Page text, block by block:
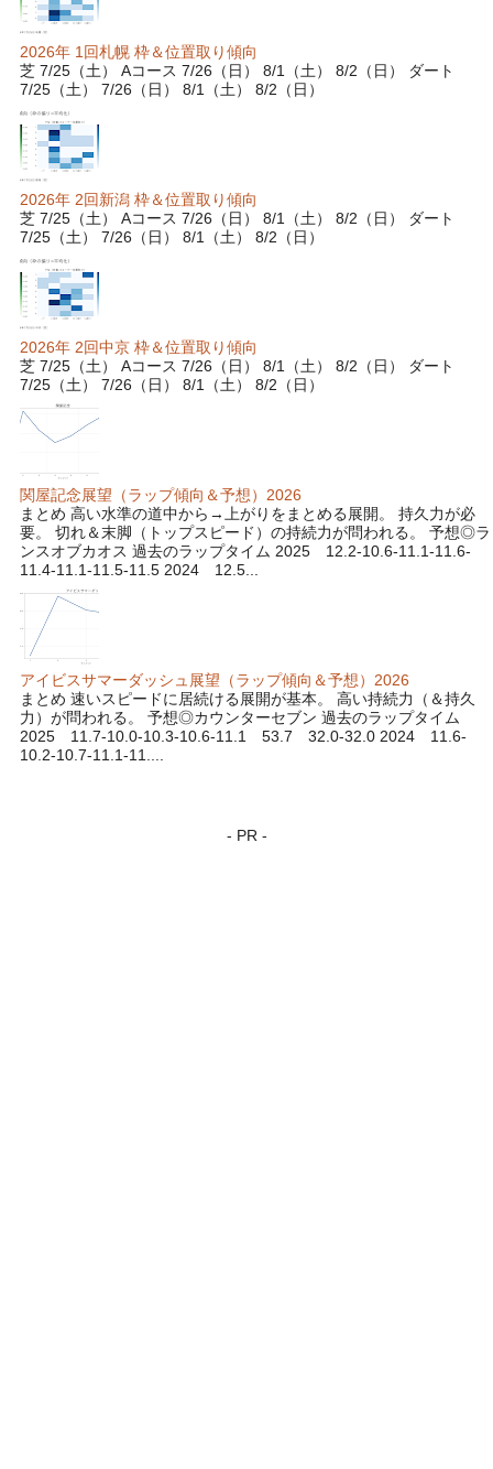
2026年 1回札幌 枠＆位置取り傾向
芝 7/25（土） Aコース 7/26（日） 8/1（土） 8/2（日） ダート
7/25（土） 7/26（日） 8/1（土） 8/2（日）
2026年 2回新潟 枠＆位置取り傾向
芝 7/25（土） Aコース 7/26（日） 8/1（土） 8/2（日） ダート
7/25（土） 7/26（日） 8/1（土） 8/2（日）
2026年 2回中京 枠＆位置取り傾向
芝 7/25（土） Aコース 7/26（日） 8/1（土） 8/2（日） ダート
7/25（土） 7/26（日） 8/1（土） 8/2（日）
関屋記念展望（ラップ傾向＆予想）2026
まとめ 高い水準の道中から→上がりをまとめる展開。 持久力が必
要。 切れ＆末脚（トップスピード）の持続力が問われる。 予想◎ラ
ンスオブカオス 過去のラップタイム 2025 12.2-10.6-11.1-11.6-
11.4-11.1-11.5-11.5 2024 12.5...
アイビスサマーダッシュ展望（ラップ傾向＆予想）2026
まとめ 速いスピードに居続ける展開が基本。 高い持続力（＆持久
力）が問われる。 予想◎カウンターセブン 過去のラップタイム
2025 11.7-10.0-10.3-10.6-11.1 53.7 32.0-32.0 2024 11.6-
10.2-10.7-11.1-11....
- PR -